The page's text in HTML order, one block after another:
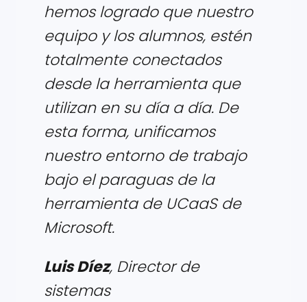
hemos logrado que nuestro
equipo y los alumnos, estén
totalmente conectados
desde la herramienta que
utilizan en su día a día. De
esta forma, unificamos
nuestro entorno de trabajo
bajo el paraguas de la
herramienta de UCaaS de
Microsoft.
Luis Díez, Director de
sistemas